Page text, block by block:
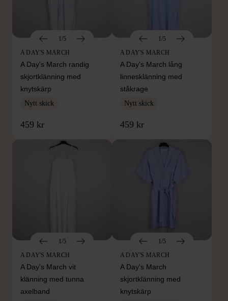
1/5
A DAY'S MARCH
A Day's March randig
skjortklänning med
knytskärp
Nytt skick
459 kr
1/5
A DAY'S MARCH
A Day's March lång
linnesklänning med
ståkrage
Nytt skick
459 kr
1/5
A DAY'S MARCH
A Day's March vit
klänning med tunna
axelband
1/5
A DAY'S MARCH
A Day's March
skjortklänning med
knytskärp